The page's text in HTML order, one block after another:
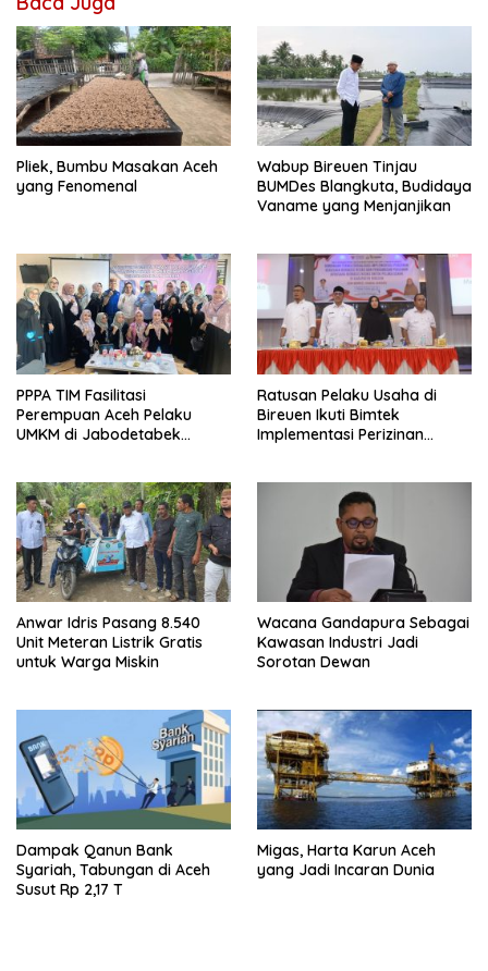
Pliek, Bumbu Masakan Aceh
yang Fenomenal
Wabup Bireuen Tinjau
BUMDes Blangkuta, Budidaya
Vaname yang Menjanjikan
PPPA TIM Fasilitasi
Perempuan Aceh Pelaku
UMKM di Jabodetabek
Ratusan Pelaku Usaha di
Bireuen Ikuti Bimtek
Implementasi Perizinan
Anwar Idris Pasang 8.540
Unit Meteran Listrik Gratis
untuk Warga Miskin
Wacana Gandapura Sebagai
Kawasan Industri Jadi
Sorotan Dewan
Dampak Qanun Bank
Syariah, Tabungan di Aceh
Susut Rp 2,17 T
Migas, Harta Karun Aceh
yang Jadi Incaran Dunia